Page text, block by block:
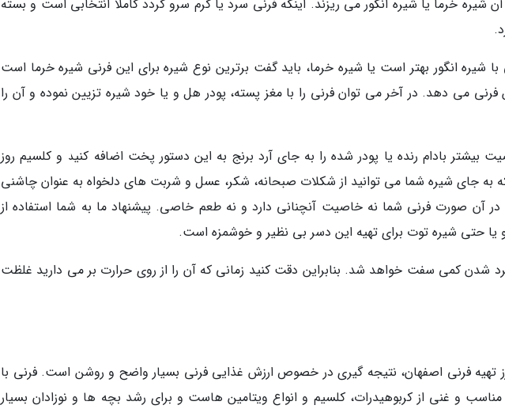
شیره خرما یا شیره انگور می ریزند. اینکه فرنی سرد یا گرم سرو گردد کاملاً انتخابی است و بسته
شیره انگور بهتر است یا شیره خرما، باید گفت برترین نوع شیره برای این فرنی شیره خرما است
می دهد. در آخر می توان فرنی را با مغز پسته، پودر هل و یا خود شیره تزیین نموده و آن را
بیشتر بادام رنده یا پودر شده را به جای آرد برنج به این دستور پخت اضافه کنید و کلسیم روز
که به جای شیره شما می توانید از شکلات صبحانه، شکر، عسل و شربت های دلخواه به عنوان چاشنی
در آن صورت فرنی شما نه خاصیت آنچنانی دارد و نه طعم خاصی. پیشنهاد ما به شما استفاده از
و یا حتی شیره توت برای تهیه این دسر بی نظیر و خوشمزه است.
شدن کمی سفت خواهد شد. بنابراین دقت کنید زمانی که آن را از روی حرارت بر می دارید غلظت
فرنی اصفهان، نتیجه گیری در خصوص ارزش غذایی فرنی بسیار واضح و روشن است. فرنی با
و غنی از کربوهیدرات، کلسیم و انواع ویتامین هاست و برای رشد بچه ها و نوزادان بسیار